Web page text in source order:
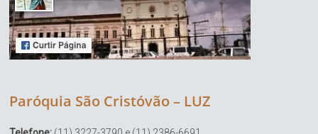
Paróquia São Cristóvão – LUZ